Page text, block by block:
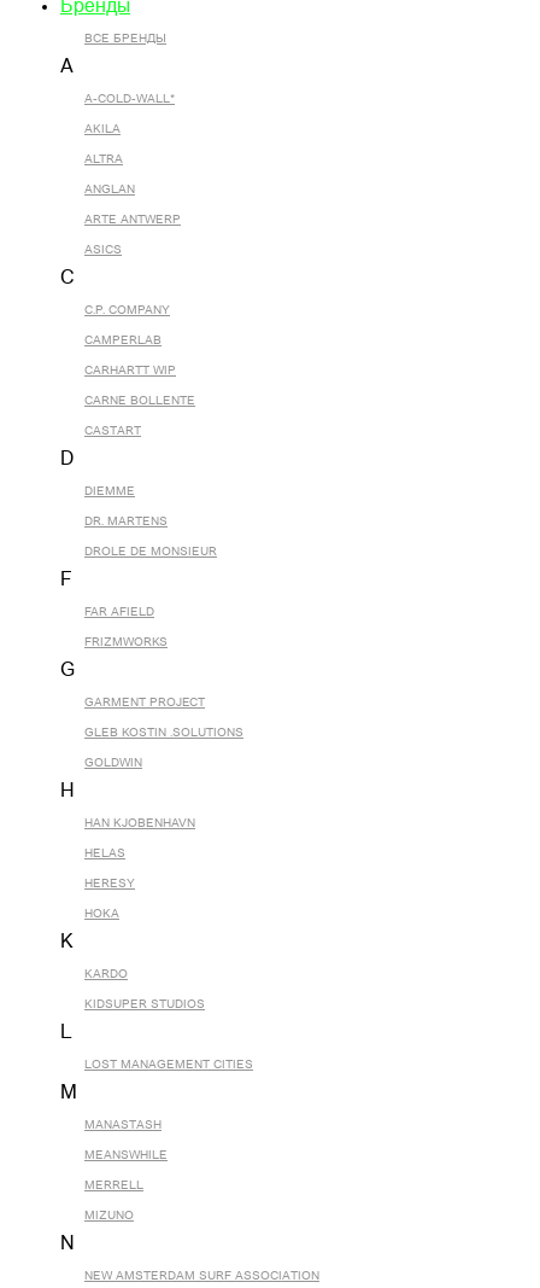
Бренды
ВСЕ БРЕНДЫ
A
A-COLD-WALL*
AKILA
ALTRA
ANGLAN
ARTE ANTWERP
ASICS
C
C.P. COMPANY
CAMPERLAB
CARHARTT WIP
CARNE BOLLENTE
CASTART
D
DIEMME
DR. MARTENS
DROLE DE MONSIEUR
F
FAR AFIELD
FRIZMWORKS
G
GARMENT PROJECT
GLEB KOSTIN .SOLUTIONS
GOLDWIN
H
HAN KJOBENHAVN
HELAS
HERESY
HOKA
K
KARDO
KIDSUPER STUDIOS
L
LOST MANAGEMENT CITIES
M
MANASTASH
MEANSWHILE
MERRELL
MIZUNO
N
NEW AMSTERDAM SURF ASSOCIATION